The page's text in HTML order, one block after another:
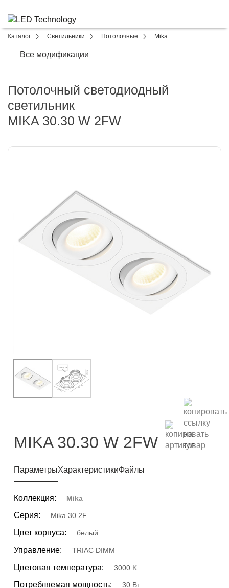
Каталог Светильники Потолочные Mika
Все модификации
Потолочный светодиодный
светильник
MIKA 30.30 W 2FW
MIKA 30.30 W 2FW
ПараметрыХарактеристикиФайлы
Коллекция: Mika
Серия: Mika 30 2F
Цвет корпуса: белый
Управление: TRIAC DIMM
Цветовая температура: 3000 K
Потребляемая мощность: 30 Вт